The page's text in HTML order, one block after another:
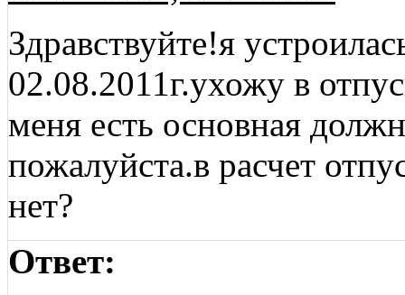
Здравствуйте!я
02.08.2011г.ухожу в
меня есть основная
пожалуйста.в расчет
нет?
Ответ: